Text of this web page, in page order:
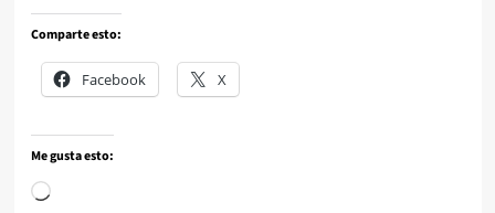
Comparte esto:
Facebook X
Me gusta esto: